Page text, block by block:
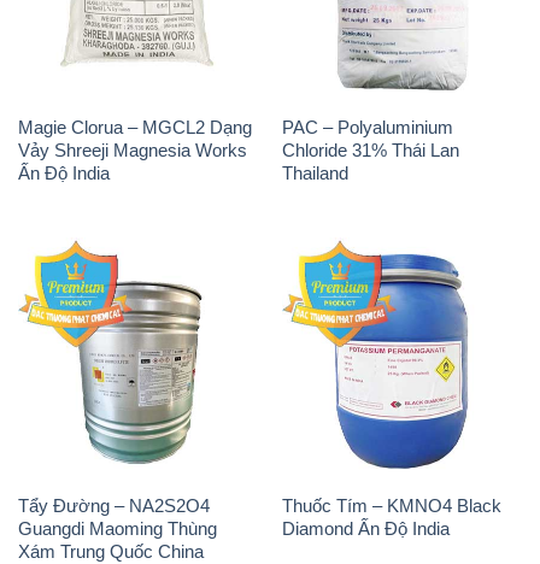
Magie Clorua – MGCL2 Dạng
Vảy Shreeji Magnesia Works
Ấn Độ India
PAC – Polyaluminium
Chloride 31% Thái Lan
Thailand
Tẩy Đường – NA2S2O4
Guangdi Maoming Thùng
Xám Trung Quốc China
Thuốc Tím – KMNO4 Black
Diamond Ấn Độ India